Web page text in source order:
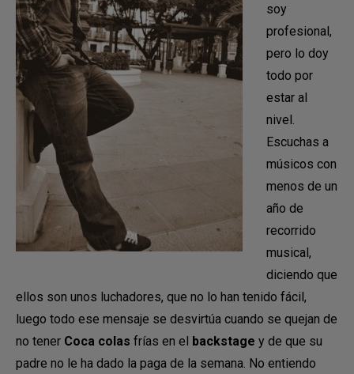
soy
profesional,
pero lo doy
todo por
estar al
nivel.
Escuchas a
músicos con
menos de un
año de
recorrido
musical,
diciendo que
ellos son unos luchadores, que no lo han tenido fácil,
luego todo ese mensaje se desvirtúa cuando se quejan de
no tener Coca colas frías en el backstage y de que su
padre no le ha dado la paga de la semana. No entiendo